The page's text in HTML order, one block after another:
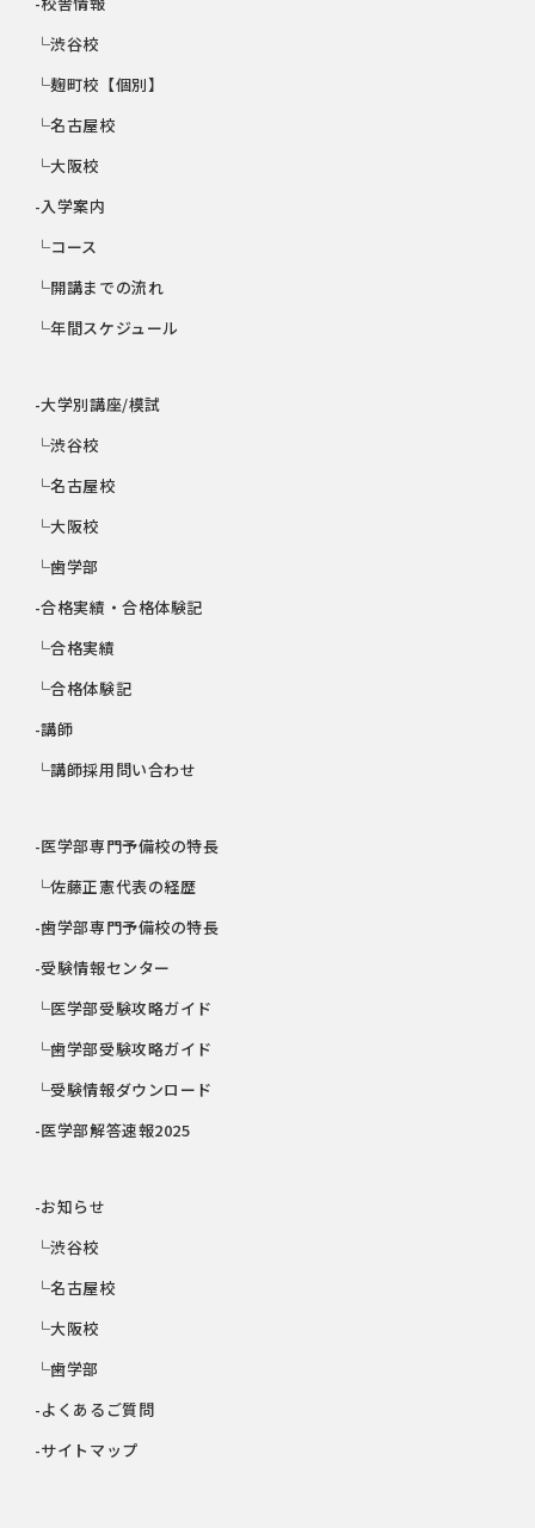
└渋谷校
└麹町校【個別】
└名古屋校
└大阪校
-入学案内
└コース
└開講までの流れ
└年間スケジュール
-大学別講座/模試
└渋谷校
└名古屋校
└大阪校
└歯学部
-合格実績・合格体験記
└合格実績
└合格体験記
-講師
└講師採用問い合わせ
-医学部専門予備校の特長
└佐藤正憲代表の経歴
-歯学部専門予備校の特長
-受験情報センター
└医学部受験攻略ガイド
└歯学部受験攻略ガイド
└受験情報ダウンロード
-医学部解答速報2025
-お知らせ
└渋谷校
└名古屋校
└大阪校
└歯学部
-よくあるご質問
-サイトマップ